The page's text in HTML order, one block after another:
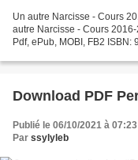
Un autre Narcisse - Cours
autre Narcisse - Cours
Pdf, ePub, MOBI, FB2
Publié le 06/10/2021 à 07:23
Par ssylyleb